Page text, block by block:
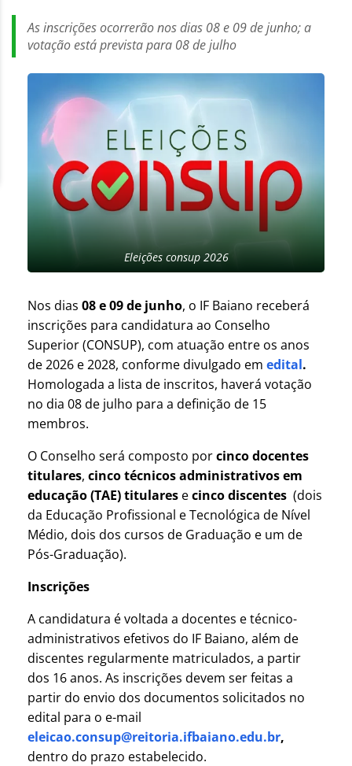
As inscrições ocorrerão nos dias 08 e 09 de junho; a
votação está prevista para 08 de julho
Eleições consup 2026
Nos dias 08 e 09 de junho, o IF Baiano receberá
inscrições para candidatura ao Conselho
Superior (CONSUP), com atuação entre os anos
de 2026 e 2028, conforme divulgado em edital.
Homologada a lista de inscritos, haverá votação
no dia 08 de julho para a definição de 15
membros.
O Conselho será composto porcinco docentes
titulares, cinco técnicos administrativosem
educação (TAE) titulares ecinco discentes (dois
da Educação Profissional e Tecnológica de Nível
Médio, dois dos cursos de Graduação e um de
Pós-Graduação).
Inscrições
A candidatura é voltada a docentes e técnico-
administrativos efetivos do IF Baiano, além de
discentes regularmente matriculados, a partir
dos 16 anos. As inscrições devem ser feitas a
partir do envio dos documentos solicitados no
edital para o e-mail
eleicao.consup@reitoria.ifbaiano.edu.br,
dentro do prazo estabelecido.